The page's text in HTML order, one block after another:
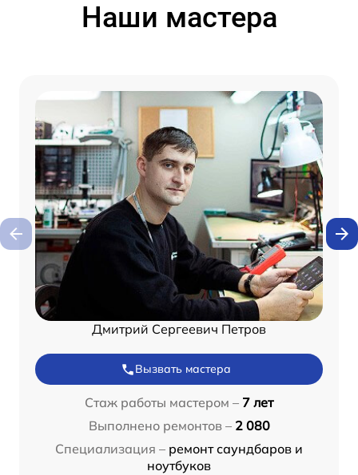
Наши мастера
Дмитрий Сергеевич Петров
Вызвать мастера
Стаж работы мастером – 7 лет
Выполнено ремонтов – 2 080
Специализация – ремонт саундбаров и
ноутбуков